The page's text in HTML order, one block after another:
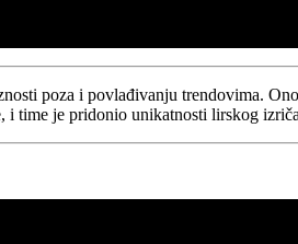
poza i povlađivanju trendovima.
time je pridonio unikatnosti lirskog